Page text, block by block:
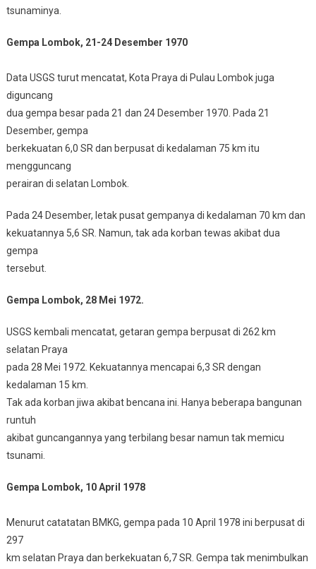
tsunaminya.
Gempa Lombok, 21-24 Desember 1970
Data USGS turut mencatat, Kota Praya di Pulau Lombok juga
diguncang
dua gempa besar pada 21 dan 24 Desember 1970. Pada 21
Desember, gempa
berkekuatan 6,0 SR dan berpusat di kedalaman 75 km itu
mengguncang
perairan di selatan Lombok.
Pada 24 Desember, letak pusat gempanya di kedalaman 70 km dan
kekuatannya 5,6 SR. Namun, tak ada korban tewas akibat dua
gempa
tersebut.
Gempa Lombok, 28 Mei 1972.
USGS kembali mencatat, getaran gempa berpusat di 262 km
selatan Praya
pada 28 Mei 1972. Kekuatannya mencapai 6,3 SR dengan
kedalaman 15 km.
Tak ada korban jiwa akibat bencana ini. Hanya beberapa bangunan
runtuh
akibat guncangannya yang terbilang besar namun tak memicu
tsunami.
Gempa Lombok, 10 April 1978
Menurut catatatan BMKG, gempa pada 10 April 1978 ini berpusat di
297
km selatan Praya dan berkekuatan 6,7 SR. Gempa tak menimbulkan